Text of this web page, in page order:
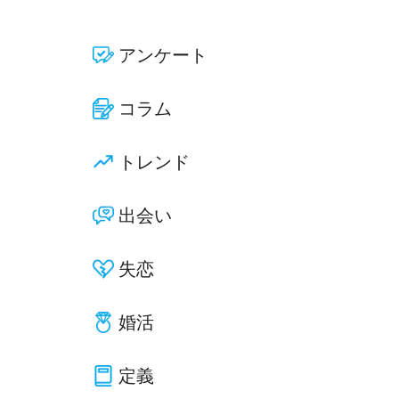
アンケート
コラム
トレンド
出会い
失恋
婚活
定義